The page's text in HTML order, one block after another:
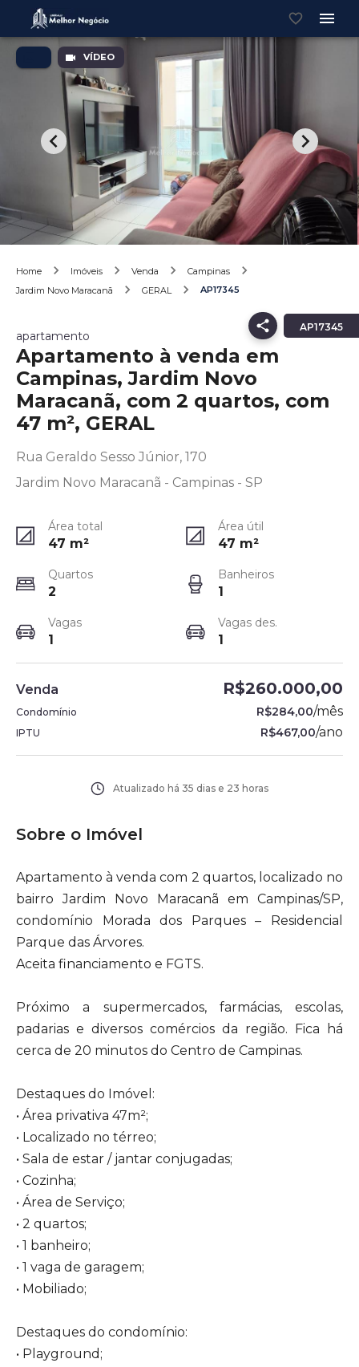
VÍDEO
Home Imóveis Venda
Campinas
Jardim Novo Maracanã
GERAL AP17345
AP17345
apartamento
Apartamento à venda em
Campinas, Jardim Novo
Maracanã, com 2 quartos, com
47 m², GERAL
Rua Geraldo Sesso Júnior, 170
Jardim Novo Maracanã - Campinas - SP
Área total
47 m²
Área útil
47 m²
Quartos
2
Banheiros
1
Vagas
1
Vagas des.
1
Venda R$260.000,00
Condomínio R$284,00/mês
IPTU R$467,00/ano
Atualizado há 35 dias e 23 horas
Sobre o Imóvel
Apartamento à venda com 2 quartos, localizado no
bairro Jardim Novo Maracanã em Campinas/SP,
condomínio Morada dos Parques – Residencial
Parque das Árvores.
Aceita financiamento e FGTS.
Próximo a supermercados, farmácias, escolas,
padarias e diversos comércios da região. Fica há
cerca de 20 minutos do Centro de Campinas.
Destaques do Imóvel:
• Área privativa 47m²;
• Localizado no térreo;
• Sala de estar / jantar conjugadas;
• Cozinha;
• Área de Serviço;
• 2 quartos;
• 1 banheiro;
• 1 vaga de garagem;
• Mobiliado;
Destaques do condomínio:
• Playground;